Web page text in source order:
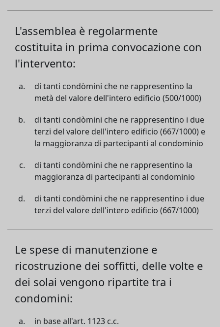
L'assemblea è regolarmente
costituita in prima convocazione con
l'intervento:
di tanti condòmini che ne rappresentino la
metà del valore dell'intero edificio (500/1000)
di tanti condòmini che ne rappresentino i due
terzi del valore dell'intero edificio (667/1000) e
la maggioranza di partecipanti al condominio
di tanti condòmini che ne rappresentino la
maggioranza di partecipanti al condominio
di tanti condòmini che ne rappresentino i due
terzi del valore dell'intero edificio (667/1000)
Le spese di manutenzione e
ricostruzione dei soffitti, delle volte e
dei solai vengono ripartite tra i
condomini:
in base all'art. 1123 c.c.